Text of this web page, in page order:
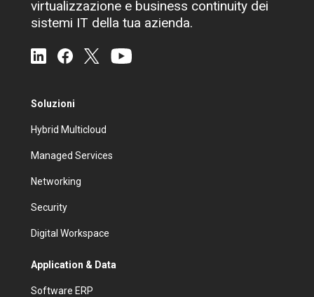
virtualizzazione e business continuity dei
sistemi IT della tua azienda.
Soluzioni
Hybrid Multicloud
Managed Services
Networking
Security
Digital Workspace
Application & Data
Software ERP